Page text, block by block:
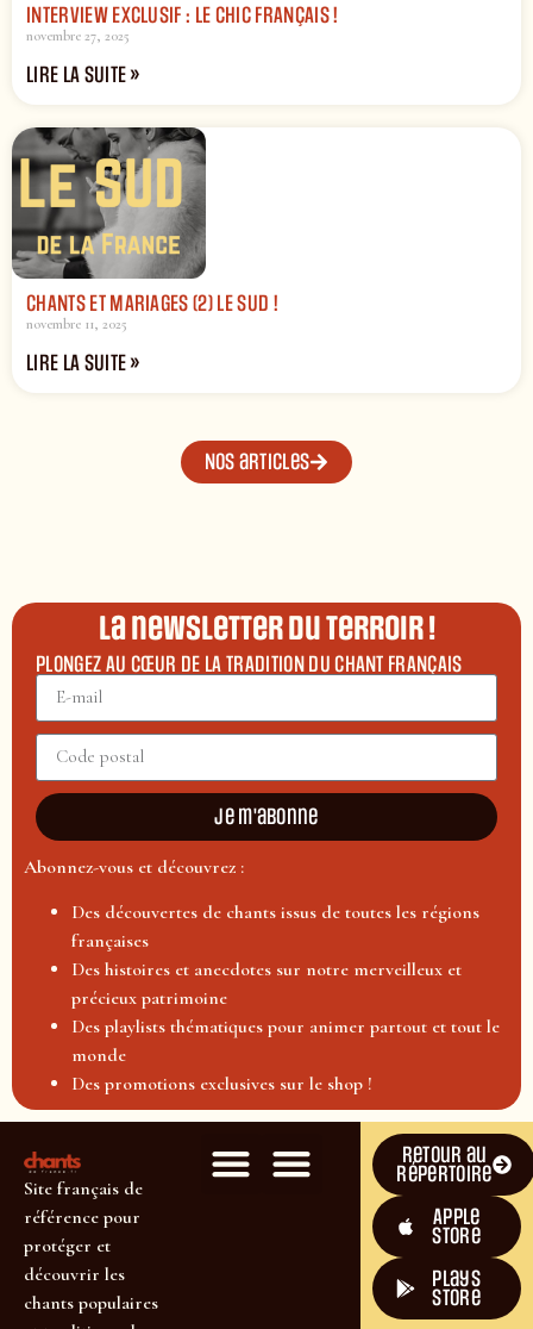
INTERVIEW EXCLUSIF : LE CHIC FRANÇAIS !
novembre 27, 2025
LIRE LA SUITE »
CHANTS ET MARIAGES (2) LE SUD !
novembre 11, 2025
LIRE LA SUITE »
Nos articles
La newsletter du terroir !
PLONGEZ AU CŒUR DE LA TRADITION DU CHANT FRANÇAIS
Je m'abonne
Abonnez-vous et découvrez :
Des découvertes de chants issus de toutes les régions
françaises
Des histoires et anecdotes sur notre merveilleux et
précieux patrimoine
Des playlists thématiques pour animer partout et tout le
monde
Des promotions exclusives sur le shop !
Site français de
référence pour
protéger et
découvrir les
chants populaires
Retour au
répertoire
Apple
Store
plays
store